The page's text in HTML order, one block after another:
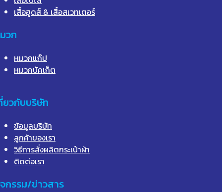
เสื้อฮูดส์ & เสื้อสเวทเตอร์
วก
หมวกแก๊ป
หมวกบัคเก็ต
ยวกับบริษัท
ข้อมูลบริษัท
ลูกค้าของเรา
วิธีการสั่งผลิตกระเป๋าผ้า
ติดต่อเรา
กรรม/ข่าวสาร